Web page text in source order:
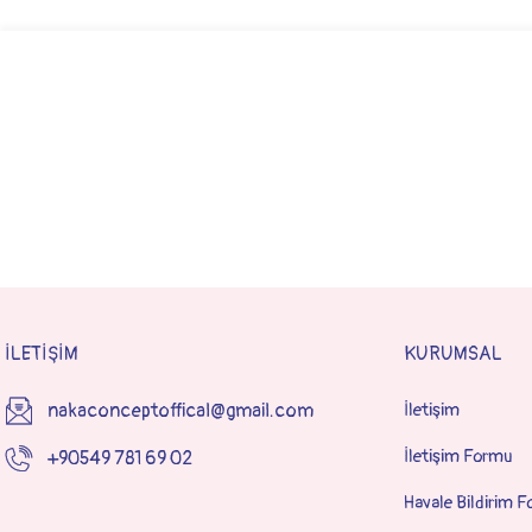
İLETİŞİM
nakaconceptoffical@gmail.com
+90549 781 69 02
KURUMSAL
İletişim
İletişim Formu
Havale Bildirim